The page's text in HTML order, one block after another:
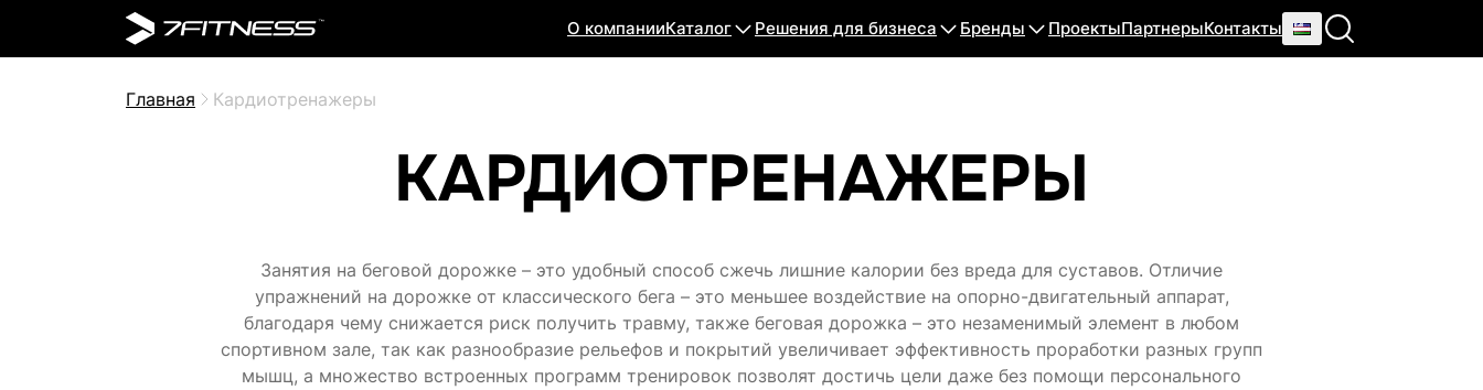
О компанииКаталог Решения для бизнеса Бренды ПроектыПартнерыКонтакты
Главная Кардиотренажеры
КАРДИОТРЕНАЖЕРЫ
Занятия на беговой дорожке – это удобный способ сжечь лишние калории без вреда для суставов. Отличие
упражнений на дорожке от классического бега – это меньшее воздействие на опорно-двигательный аппарат,
благодаря чему снижается риск получить травму, также беговая дорожка – это незаменимый элемент в любом
спортивном зале, так как разнообразие рельефов и покрытий увеличивает эффективность проработки разных групп
мышц, а множество встроенных программ тренировок позволят достичь цели даже без помощи персонального